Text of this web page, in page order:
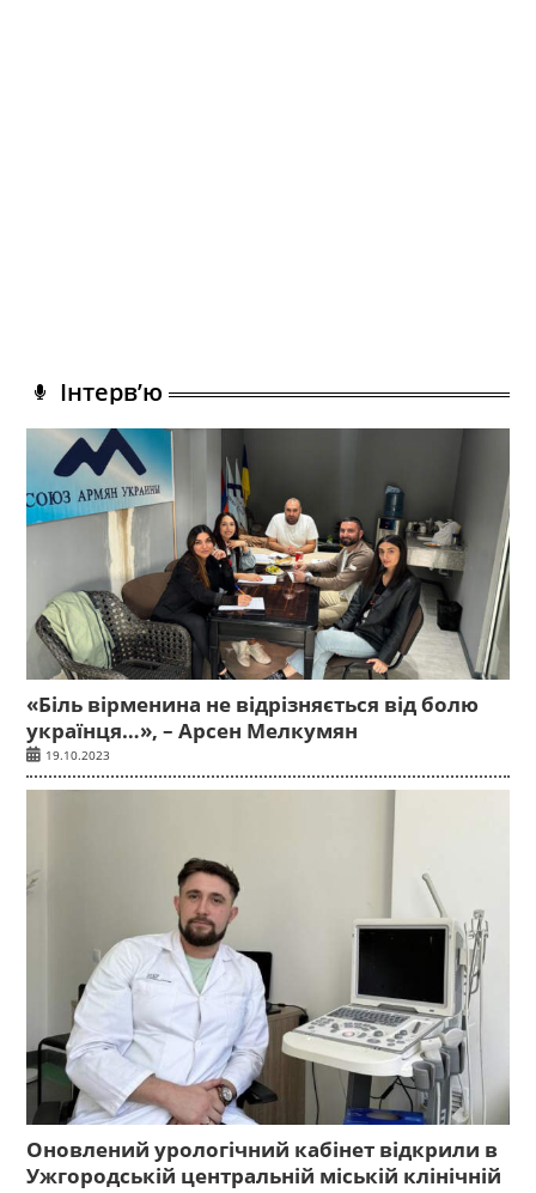
Інтерв’ю
«Біль вірменина не відрізняється від болю
українця…», – Арсен Мелкумян
19.10.2023
Оновлений урологічний кабінет відкрили в
Ужгородській центральній міській клінічній